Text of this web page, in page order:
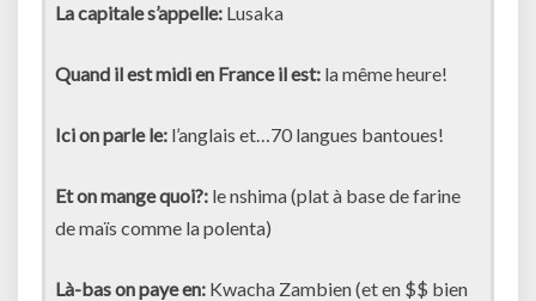
La capitale s’appelle: Lusaka
Quand il est midi en France il est: la même heure!
Ici on parle le: l’anglais et…70 langues bantoues!
Et on mange quoi?: le nshima (plat à base de farine
de maïs comme la polenta)
Là-bas on paye en: Kwacha Zambien (et en $$ bien